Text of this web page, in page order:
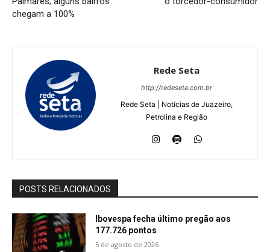
chegam a 100%
Rede Seta
http://redeseta.com.br
Rede Seta | Notícias de Juazeiro,
Petrolina e Região
POSTS RELACIONADOS
Ibovespa fecha último pregão aos
177.726 pontos
5 de agosto de 2026